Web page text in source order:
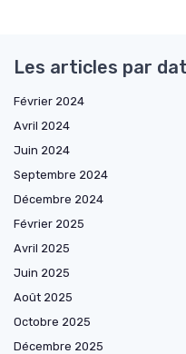
Les articles par
Février 2024
Avril 2024
Juin 2024
Septembre 2024
Décembre 2024
Février 2025
Avril 2025
Juin 2025
Août 2025
Octobre 2025
Décembre 2025